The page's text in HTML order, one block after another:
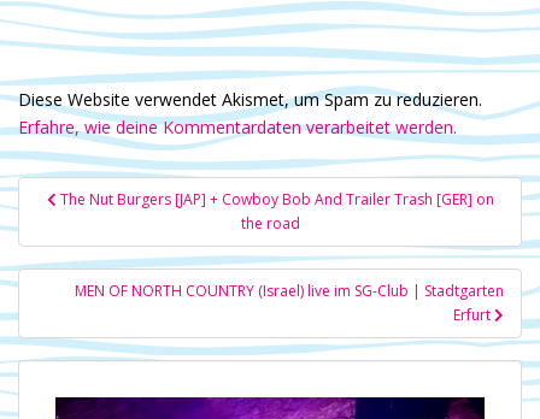
Diese Website verwendet Akismet, um Spam zu reduzieren.
Erfahre, wie deine Kommentardaten verarbeitet werden.
Beitragsnavigation
The Nut Burgers [JAP] + Cowboy Bob And Trailer Trash [GER] on
the road
MEN OF NORTH COUNTRY (Israel) live im SG-Club | Stadtgarten
Erfurt